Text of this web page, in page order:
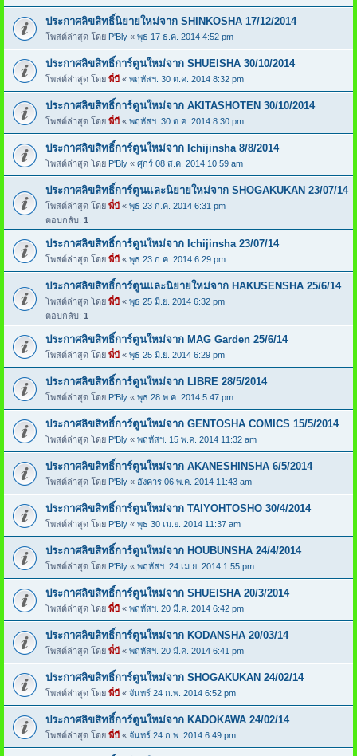
ประกาศลิขสิทธิ์นิยายใหม่จาก SHINKOSHA 17/12/2014
โพสต์ล่าสุด โดย P'Bly « พุธ 17 ธ.ค. 2014 4:52 pm
ประกาศลิขสิทธิ์การ์ตูนใหม่จาก SHUEISHA 30/10/2014
โพสต์ล่าสุด โดย พี่บี « พฤหัสฯ. 30 ต.ค. 2014 8:32 pm
ประกาศลิขสิทธิ์การ์ตูนใหม่จาก AKITASHOTEN 30/10/2014
โพสต์ล่าสุด โดย พี่บี « พฤหัสฯ. 30 ต.ค. 2014 8:30 pm
ประกาศลิขสิทธิ์การ์ตูนใหม่จาก Ichijinsha 8/8/2014
โพสต์ล่าสุด โดย P'Bly « ศุกร์ 08 ส.ค. 2014 10:59 am
ประกาศลิขสิทธิ์การ์ตูนและนิยายใหม่จาก SHOGAKUKAN 23/07/14
โพสต์ล่าสุด โดย พี่บี « พุธ 23 ก.ค. 2014 6:31 pm
ตอบกลับ: 1
ประกาศลิขสิทธิ์การ์ตูนใหม่จาก Ichijinsha 23/07/14
โพสต์ล่าสุด โดย พี่บี « พุธ 23 ก.ค. 2014 6:29 pm
ประกาศลิขสิทธิ์การ์ตูนและนิยายใหม่จาก HAKUSENSHA 25/6/14
โพสต์ล่าสุด โดย พี่บี « พุธ 25 มิ.ย. 2014 6:32 pm
ตอบกลับ: 1
ประกาศลิขสิทธิ์การ์ตูนใหม่จาก MAG Garden 25/6/14
โพสต์ล่าสุด โดย พี่บี « พุธ 25 มิ.ย. 2014 6:29 pm
ประกาศลิขสิทธิ์การ์ตูนใหม่จาก LIBRE 28/5/2014
โพสต์ล่าสุด โดย P'Bly « พุธ 28 พ.ค. 2014 5:47 pm
ประกาศลิขสิทธิ์การ์ตูนใหม่จาก GENTOSHA COMICS 15/5/2014
โพสต์ล่าสุด โดย P'Bly « พฤหัสฯ. 15 พ.ค. 2014 11:32 am
ประกาศลิขสิทธิ์การ์ตูนใหม่จาก AKANESHINSHA 6/5/2014
โพสต์ล่าสุด โดย P'Bly « อังคาร 06 พ.ค. 2014 11:43 am
ประกาศลิขสิทธิ์การ์ตูนใหม่จาก TAIYOHTOSHO 30/4/2014
โพสต์ล่าสุด โดย P'Bly « พุธ 30 เม.ย. 2014 11:37 am
ประกาศลิขสิทธิ์การ์ตูนใหม่จาก HOUBUNSHA 24/4/2014
โพสต์ล่าสุด โดย P'Bly « พฤหัสฯ. 24 เม.ย. 2014 1:55 pm
ประกาศลิขสิทธิ์การ์ตูนใหม่จาก SHUEISHA 20/3/2014
โพสต์ล่าสุด โดย พี่บี « พฤหัสฯ. 20 มี.ค. 2014 6:42 pm
ประกาศลิขสิทธิ์การ์ตูนใหม่จาก KODANSHA 20/03/14
โพสต์ล่าสุด โดย พี่บี « พฤหัสฯ. 20 มี.ค. 2014 6:41 pm
ประกาศลิขสิทธิ์การ์ตูนใหม่จาก SHOGAKUKAN 24/02/14
โพสต์ล่าสุด โดย พี่บี « จันทร์ 24 ก.พ. 2014 6:52 pm
ประกาศลิขสิทธิ์การ์ตูนใหม่จาก KADOKAWA 24/02/14
โพสต์ล่าสุด โดย พี่บี « จันทร์ 24 ก.พ. 2014 6:49 pm